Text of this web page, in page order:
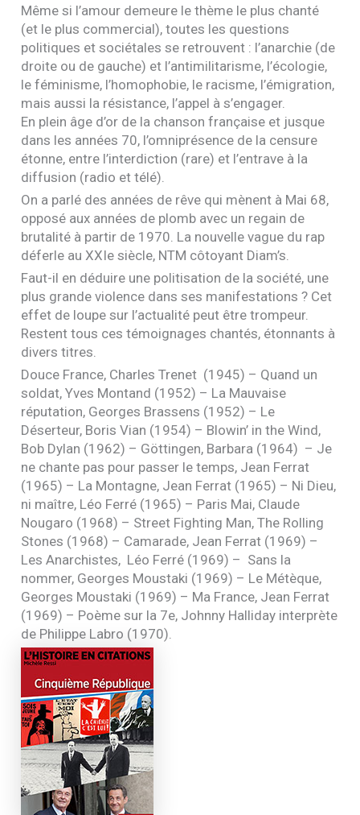
Même si l’amour demeure le thème le plus chanté
(et le plus commercial), toutes les questions
politiques et sociétales se retrouvent : l’anarchie (de
droite ou de gauche) et l’antimilitarisme, l’écologie,
le féminisme, l’homophobie, le racisme, l’émigration,
mais aussi la résistance, l’appel à s’engager.
En plein âge d’or de la chanson française et jusque
dans les années 70, l’omniprésence de la censure
étonne, entre l’interdiction (rare) et l’entrave à la
diffusion (radio et télé).
On a parlé des années de rêve qui mènent à Mai 68,
opposé aux années de plomb avec un regain de
brutalité à partir de 1970. La nouvelle vague du rap
déferle au XXIe siècle, NTM côtoyant Diam’s.
Faut-il en déduire une politisation de la société, une
plus grande violence dans ses manifestations ? Cet
effet de loupe sur l’actualité peut être trompeur.
Restent tous ces témoignages chantés, étonnants à
divers titres.
Douce France, Charles Trenet (1945) – Quand un
soldat, Yves Montand (1952) – La Mauvaise
réputation, Georges Brassens (1952) – Le
Déserteur, Boris Vian (1954) – Blowin’ in the Wind,
Bob Dylan (1962) – Göttingen, Barbara (1964) – Je
ne chante pas pour passer le temps, Jean Ferrat
(1965) – La Montagne, Jean Ferrat (1965) – Ni Dieu,
ni maître, Léo Ferré (1965) – Paris Mai, Claude
Nougaro (1968) – Street Fighting Man, The Rolling
Stones (1968) – Camarade, Jean Ferrat (1969) –
Les Anarchistes, Léo Ferré (1969) – Sans la
nommer, Georges Moustaki (1969) – Le Métèque,
Georges Moustaki (1969) – Ma France, Jean Ferrat
(1969) – Poème sur la 7e, Johnny Halliday interprète
de Philippe Labro (1970).